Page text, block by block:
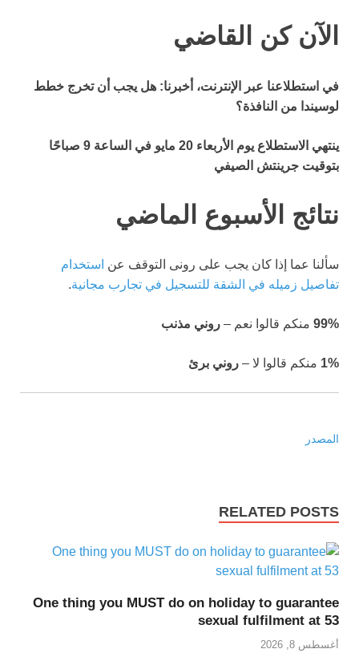
الآن كن القاضي
في استطلاعنا عبر الإنترنت، أخبرنا: هل يجب أن تخرج خطط
لوسيندا من النافذة؟
ينتهي الاستطلاع يوم الأربعاء 20 مايو في الساعة 9 صباحًا
بتوقيت جرينتش الصيفي
نتائج الأسبوع الماضي
سألنا عما إذا كان يجب على رونى التوقف عن استخدام
تفاصيل زميله في الشقة للتسجيل في تجارب مجانية.
99% منكم قالوا نعم – ر وني مذنب
1% منكم قالوا لا – ر وني برئ
المصدر
RELATED POSTS
One thing you MUST do on holiday to guarantee
sexual fulfilment at 53
أغسطس 8, 2026